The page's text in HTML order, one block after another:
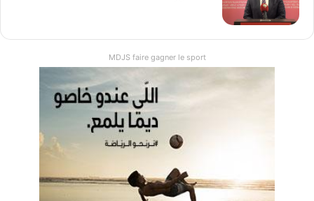
MDJS faire gagner le sport